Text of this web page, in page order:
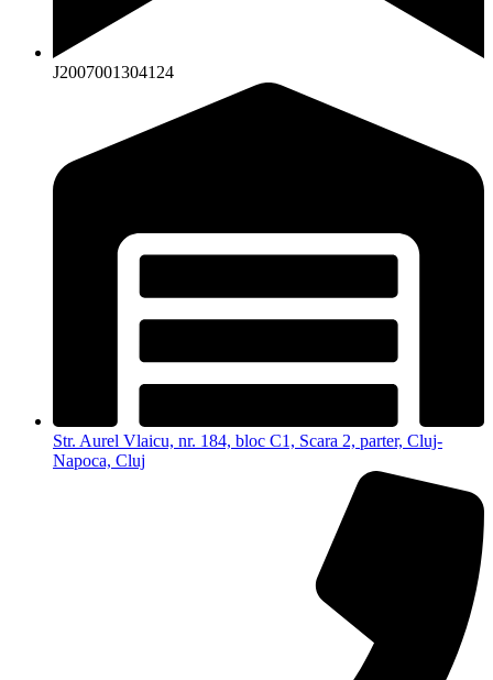
J2007001304124
Str. Aurel Vlaicu, nr. 184, bloc C1, Scara 2, parter, Cluj-
Napoca, Cluj